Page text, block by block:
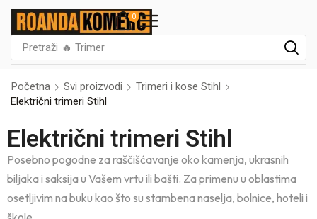
0
Pretraži 🔥 Trimer
Početna Svi proizvodi
Trimeri i kose Stihl
Električni trimeri Stihl
Električni trimeri Stihl
Posebno pogodne za raščišćavanje oko kamenja, ukrasnih
biljaka i saksija u Vašem vrtu ili bašti. Za primenu u oblastima
osetljivim na buku kao što su stambena naselja, bolnice, hoteli i